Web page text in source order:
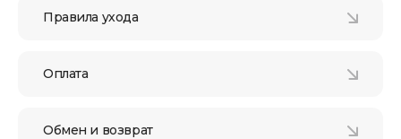
Правила ухода
Оплата
Обмен и возврат